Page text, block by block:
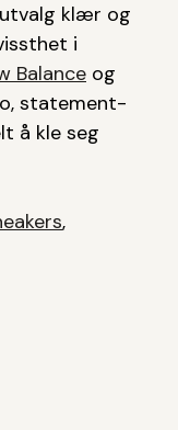
klær og
i
Balance og
statement-
å kle seg
,